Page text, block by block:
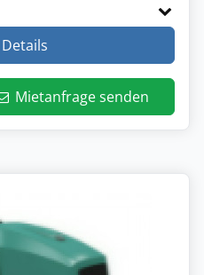
Mietanfrage senden